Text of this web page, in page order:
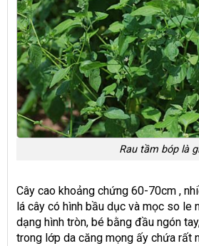
Rau tầm bóp là
Cây cao khoảng chứng 60-70cm ,
lá cây có hình bầu dục và mọc so le
dạng hình tròn, bé bằng đầu ngón
trong lớp da căng mọng ấy chứa rất